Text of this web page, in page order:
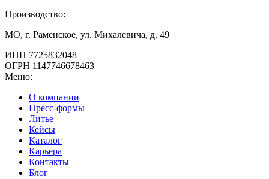
Производство:
МО, г. Раменское, ул. Михалевича, д. 49
ИНН 7725832048
ОГРН 1147746678463
Меню:
О компании
Пресс-формы
Литье
Кейсы
Каталог
Карьера
Контакты
Блог